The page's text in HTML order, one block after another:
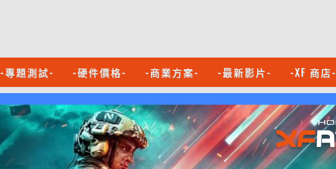
-專題測試- -硬件價格- -商業方案- -最新影片- -XF 商店-